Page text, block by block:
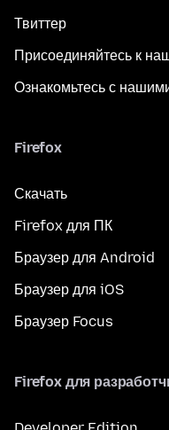
Твиттер
Присоединяйтесь к
Ознакомьтесь с
Firefox
Скачать
Firefox для ПК
Браузер для Android
Браузер для iOS
Браузер Focus
Firefox для